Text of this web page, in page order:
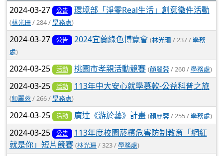
2024-03-27 公告 環境部「淨零Real生活」創意徵件活動
(林光珊/ 284 /學務處)
2024-03-27 公告 2024宜蘭綠色博覽會 (林光珊/ 237 /學務
處)
2024-03-25 活動 桃園市孝親活動競賽 (顏麗蓉/ 260 /學務處)
2024-03-25 活動 113年中大安心就學募款-公益科普之旅
(顏麗蓉/ 266 /學務處)
2024-03-25 活動 廣達《游於藝》計畫 (顏麗蓉/ 255 /學務處)
2024-03-25 公告
113年度校園菸檳危害防制教育「網紅
就是你」短片競賽 (林光珊/ 323 /學務處)